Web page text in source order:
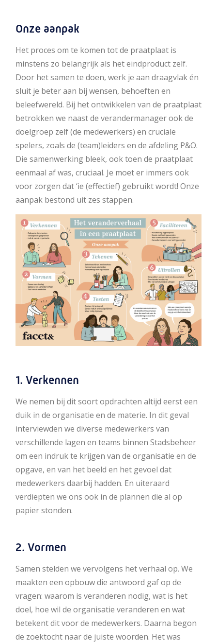
Onze aanpak
Het proces om te komen tot de praatplaat is
minstens zo belangrijk als het eindproduct zelf.
Door het samen te doen, werk je aan draagvlak én
sluit je beter aan bij wensen, behoeften en
beleefwereld. Bij het ontwikkelen van de praatplaat
betrokken we naast de verandermanager ook de
doelgroep zelf (de medewerkers) en cruciale
spelers, zoals de (team)leiders en de afdeling P&O.
Die samenwerking bleek, ook toen de praatplaat
eenmaal af was, cruciaal. Je moet er immers ook
voor zorgen dat ‘ie (effectief) gebruikt wordt! Onze
aanpak bestond uit zes stappen.
1. Verkennen
We nemen bij dit soort opdrachten altijd eerst een
duik in de organisatie en de materie. In dit geval
interviewden we diverse medewerkers van
verschillende lagen en teams binnen Stadsbeheer
om een indruk te krijgen van de organisatie en de
opgave, en van het beeld en het gevoel dat
medewerkers daarbij hadden. En uiteraard
verdiepten we ons ook in de plannen die al op
papier stonden.
2. Vormen
Samen stelden we vervolgens het verhaal op. We
maakten een opbouw die antwoord gaf op de
vragen: waarom is veranderen nodig, wat is het
doel, hoe wil de organisatie veranderen en wat
betekent dit voor de medewerkers. Daarna begon
de zoektocht naar de juiste woorden. Het was